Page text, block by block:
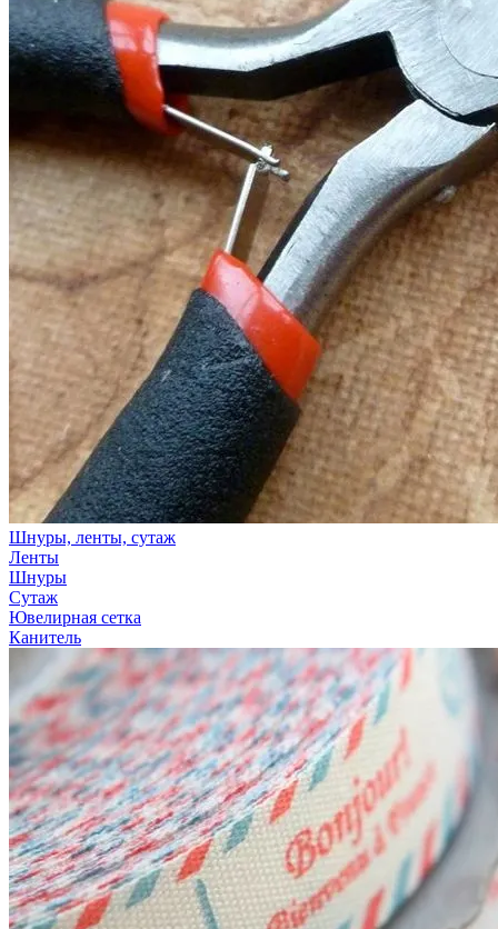
Шнуры, ленты, сутаж
Ленты
Шнуры
Сутаж
Ювелирная сетка
Канитель